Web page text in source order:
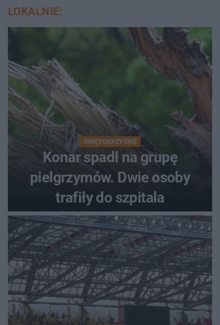
LOKALNIE:
ŚWIĘTOKRZYSKIE
Konar spadł na grupę
pielgrzymów. Dwie osoby
trafiły do szpitala